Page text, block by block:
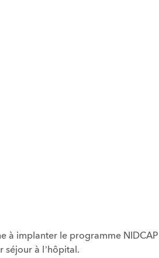
à implanter le programme NIDCAP
séjour à l’hôpital.